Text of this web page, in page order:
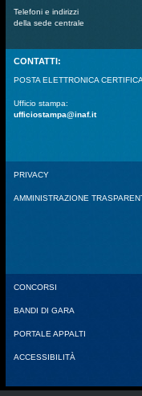
Telefoni e indirizzi
della sede centrale
CONTATTI:
POSTA ELETTRONICA
Ufficio stampa:
ufficiostampa@inaf.it
PRIVACY
AMMINISTRAZIONE
CONCORSI
BANDI DI GARA
PORTALE APPALTI
ACCESSIBILITÀ